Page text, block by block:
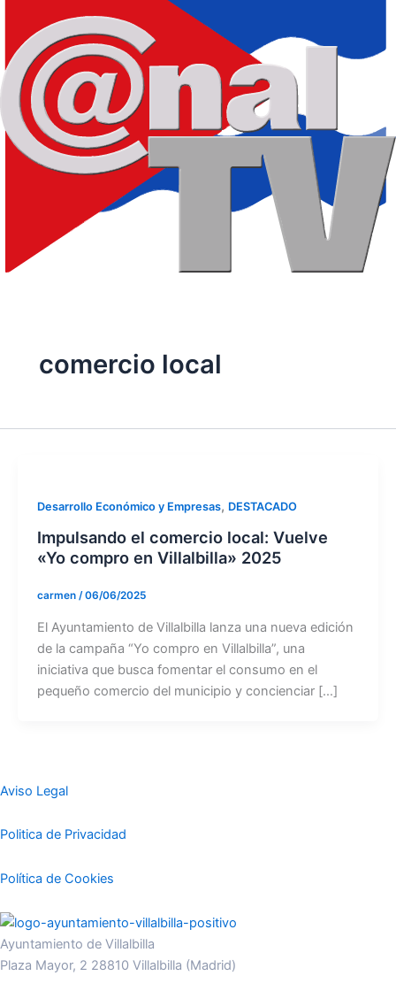
comercio local
Desarrollo Económico y Empresas, DESTACADO
Impulsando el comercio local: Vuelve
«Yo compro en Villalbilla» 2025
carmen /06/06/2025
El Ayuntamiento de Villalbilla lanza una nueva edición
de la campaña “Yo compro en Villalbilla”, una
iniciativa que busca fomentar el consumo en el
pequeño comercio del municipio y concienciar […]
Aviso Legal
Politica de Privacidad
Política de Cookies
Ayuntamiento de Villalbilla
Plaza Mayor, 2 28810 Villalbilla (Madrid)